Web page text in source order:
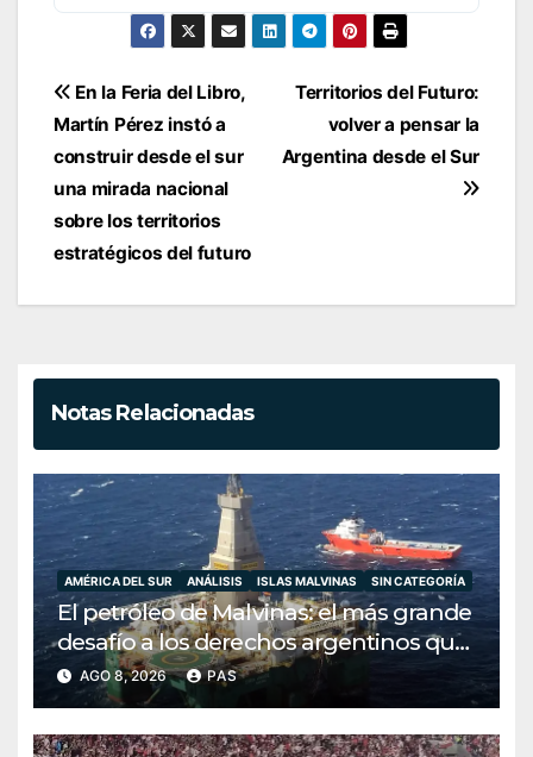
Navegación
de
entradas
Territorios del Futuro:
volver a pensar la
Argentina desde el Sur
En la Feria del Libro,
Martín Pérez instó a
construir desde el sur
una mirada nacional
sobre los territorios
estratégicos del futuro
Notas Relacionadas
AMÉRICA DEL SUR ANÁLISIS ISLAS MALVINAS SIN CATEGORÍA
El petróleo de Malvinas: el más grande
desafío a los derechos argentinos que
Milei ha decidido ignorar
AGO 8, 2026 PAS